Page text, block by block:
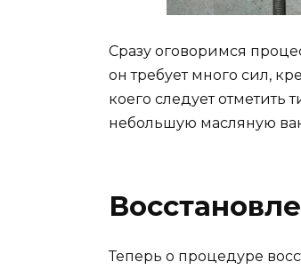
Сразу оговоримся
он требует много сил,
коего следует отметить
небольшую масляную
Теперь о процедуре